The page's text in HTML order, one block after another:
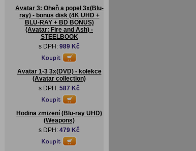
Avatar 3: Oheň a popel 3x(Blu-
ray) - bonus disk (4K UHD +
BLU-RAY + BD BONUS)
(Avatar: Fire and Ash) -
STEELBOOK
s DPH: 989 Kč
Avatar 1-3 3x(DVD) - kolekce
(Avatar collection)
s DPH: 587 Kč
Hodina zmizení (Blu-ray UHD)
(Weapons)
s DPH: 479 Kč